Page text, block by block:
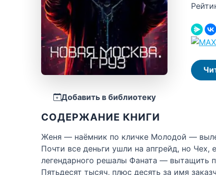
Добавить в библиотеку
СОДЕРЖАНИЕ КНИГИ
Женя — наёмник по кличке Молодой —
Почти все деньги ушли на апгрейд, но Чех,
легендарного решалы Фаната — вытащить
Пятьдесят тысяч, плюс десять за имя